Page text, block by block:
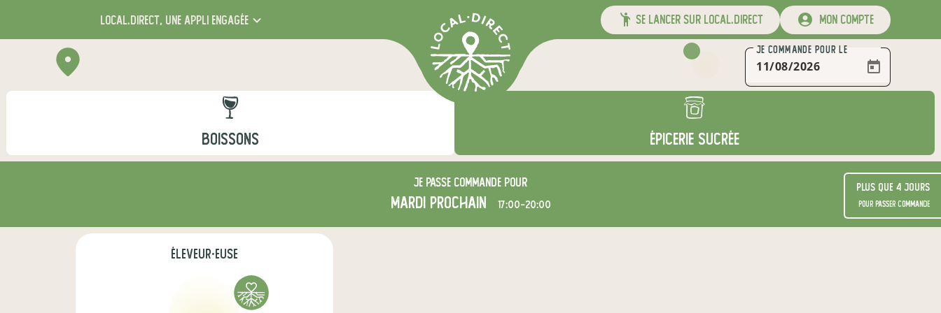
local.direct, une appli engagée se lancer sur local.direct mon compte
JE COMMANDE POUR LE
BOISSONS ÉPICERIE SUCRÉE
Je passe commande pour
mardi prochain 17:00-20:00
Plus que 4 jours
pour passer commande
éleveur·euse